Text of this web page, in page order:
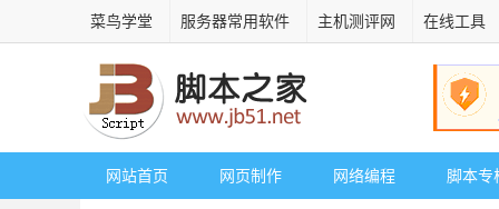
菜鸟学堂 服务器常用软件 主机测评网 在线工具
网站首页 网页制作 网络编程 脚本专